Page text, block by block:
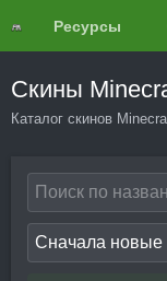
Ресурсы
Скины
Каталог скинов